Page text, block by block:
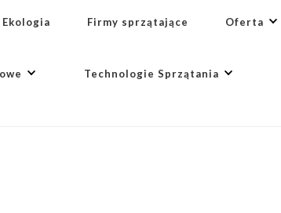
Ekologia Firmy sprzątające Oferta
Technologie Sprzątania